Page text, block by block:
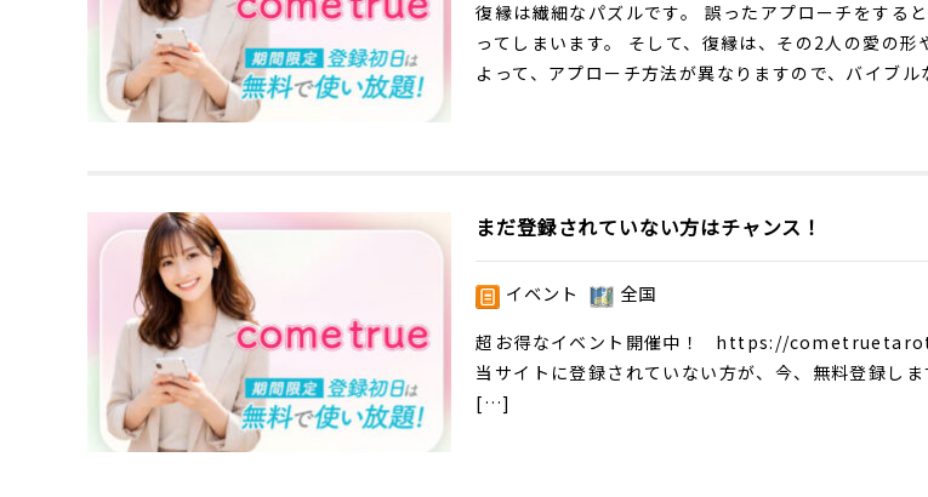
復縁は繊細なパズルです。 誤ったアプローチをする
ってしまいます。 そして、復縁は、その2人の愛の形
よって、アプローチ方法が異なりますので、バイブ
まだ登録されていない方はチャンス！
イベント 全国
超お得なイベント開催中！ https://
当サイトに登録されていない方が、今、無料登録し
[…]